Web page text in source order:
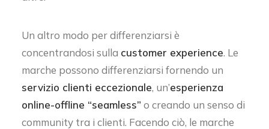
Un altro modo per differenziarsi è
concentrandosi sulla customer experience. Le
marche possono differenziarsi fornendo un
servizio clienti eccezionale, un’esperienza
online-offline “seamless” o creando un senso di
community tra i clienti. Facendo ciò, le marche